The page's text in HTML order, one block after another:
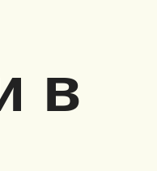
в